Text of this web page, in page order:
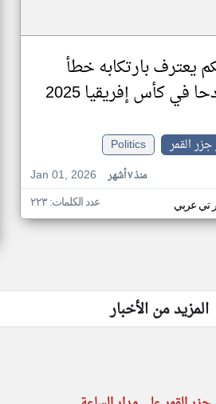
يعترف بارتكابه خطأ
في كأس إفريقيا 2025
جزر القمر
Politics
Jan 01, 2026
منذ ٧ أشهر
تي عربي عدد الكلمات: ٢٢٣
المزيد من الأخبار